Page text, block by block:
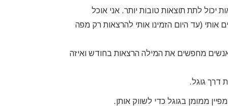
יכול לתת תוצאות טובות יותר. אני אוכל
(עד היום הזמינו אותי להרצאות רק מפה
מחפשים את המילה הרצאות בחודש ואיזה
דרך גוגל.
ממומן בגוגל כדי לשווק אותן.